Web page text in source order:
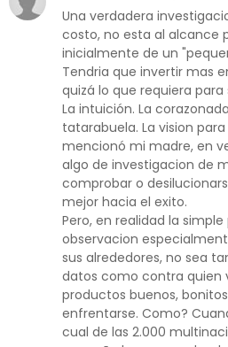
Una verdadera
costo, no esta al alcance
inicialmente de un
Tendria que invertir mas
quizá lo que requiera
La intuición. La
tatarabuela. La vision
mencionó mi madre, en
algo de investigacion de
comprobar o
mejor hacia el exito.
Pero, en realidad la
observacion
sus alrededores, no sea
datos como contra quien
productos buenos,
enfrentarse. Como?
cual de las 2.000